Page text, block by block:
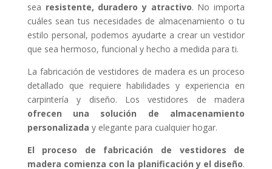
sea resistente, duradero y atractivo. No importa
cuáles sean tus necesidades de almacenamiento o tu
estilo personal, podemos ayudarte a crear un vestidor
que sea hermoso, funcional y hecho a medida para ti.
La fabricación de vestidores de madera es un proceso
detallado que requiere habilidades y experiencia en
carpintería y diseño. Los vestidores de madera
ofrecen una solución de almacenamiento
personalizada y elegante para cualquier hogar.
El proceso de fabricación de vestidores de
madera comienza con la planificación y el diseño.